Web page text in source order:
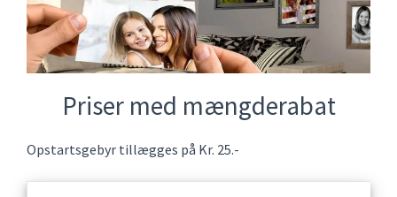
Priser med mængderabat
Opstartsgebyr tillægges på Kr. 25.-